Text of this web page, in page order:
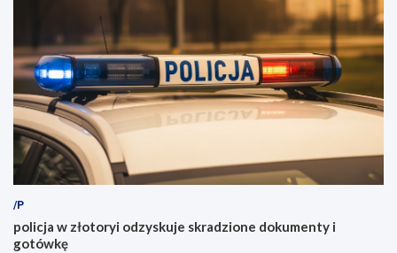
/P
policja w złotoryi odzyskuje skradzione dokumenty i
gotówkę